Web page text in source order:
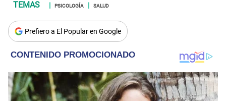
PSICOLOGÍA SALUD
Prefiero a El Popular en Google